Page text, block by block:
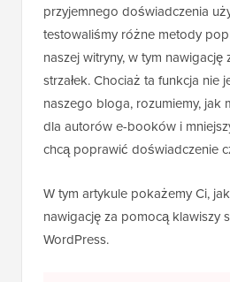
przyjemnego doświadczenia
testowaliśmy różne metody
naszej witryny, w tym
strzałek. Chociaż ta funkcja nie
naszego bloga, rozumiemy, jak
dla autorów e-booków i
chcą poprawić doświadczenie
W tym artykule pokażemy Ci,
nawigację za pomocą klawiszy
WordPress.